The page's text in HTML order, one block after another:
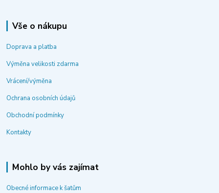
Vše o nákupu
Doprava a platba
Výměna velikosti zdarma
Vrácení/výměna
Ochrana osobních údajů
Obchodní podmínky
Kontakty
Mohlo by vás zajímat
Obecné informace k šatům